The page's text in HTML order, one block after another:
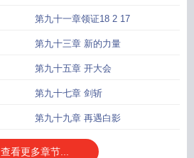
第九十一章领证18 2 17
第九十三章 新的力量
第九十五章 开大会
第九十七章 剑斩
第九十九章 再遇白影
查看更多章节...